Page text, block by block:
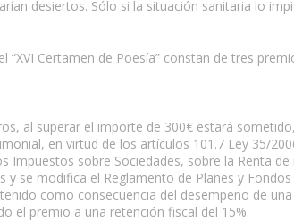
desiertos. Sólo si la situación sanitaria lo
“XVI Certamen de Poesía” constan de tres
al superar el importe de 300€ estará
en virtud de los artículos 101.7 Ley 35/
Impuestos sobre Sociedades, sobre la Renta
y se modifica el Reglamento de Planes y
como consecuencia del desempeño de
el premio a una retención fiscal del 15%.